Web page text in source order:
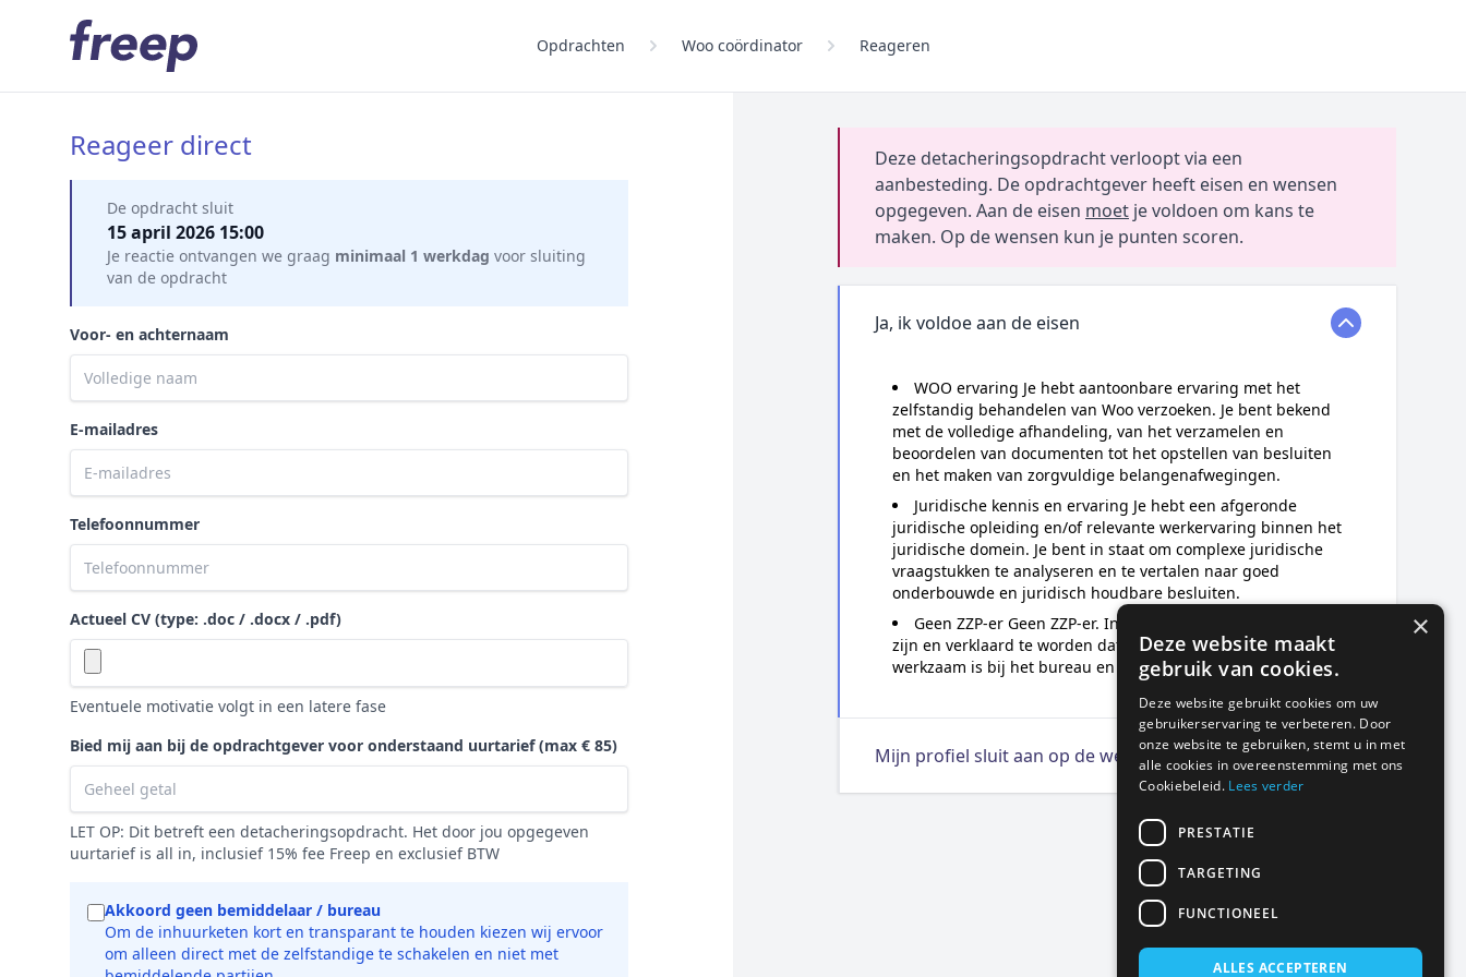
Opdrachten Woo coördinator Reageren
Mijn gegevens
Reageer direct
De opdracht sluit
15 april 2026 15:00
Je reactie ontvangen we graag minimaal 1 werkdag voor sluiting
van de opdracht
Voor- en achternaam
E-mailadres
Telefoonnummer
Actueel CV (type: .doc / .docx / .pdf)
Eventuele motivatie volgt in een latere fase
Bied mij aan bij de opdrachtgever voor onderstaand uurtarief(max € 85)
LET OP: Dit betreft een detacheringsopdracht. Het door jou opgegeven
uurtarief is all in, inclusief 15% fee Freep en exclusief BTW
Akkoord geen bemiddelaar / bureau
Om de inhuurketen kort en transparant te houden kiezen wij ervoor
om alleen direct met de zelfstandige te schakelen en niet met
Deze detacheringsopdracht verloopt via een
aanbesteding. De opdrachtgever heeft eisen en wensen
opgegeven. Aan de eisen moet je voldoen om kans te
maken. Op de wensen kun je punten scoren.
Ja, ik voldoe aan de eisen
WOO ervaring Je hebt aantoonbare ervaring met het
zelfstandig behandelen van Woo verzoeken. Je bent bekend
met de volledige afhandeling, van het verzamelen en
beoordelen van documenten tot het opstellen van besluiten
en het maken van zorgvuldige belangenafwegingen.
Juridische kennis en ervaring Je hebt een afgeronde
juridische opleiding en/of relevante werkervaring binnen het
juridische domein. Je bent in staat om complexe juridische
vraagstukken te analyseren en te vertalen naar goed
onderbouwde en juridisch houdbare besluiten.
Geen ZZP-er Geen ZZP-er. In de offerte dient benoemd te
zijn en verklaard te worden dat de kandidaat in loondienst
werkzaam is bij het bureau en geen ZZP-er is.
Mijn profiel sluit aan op de wensen
×
Deze website maakt
gebruik van cookies.
Deze website gebruikt cookies om uw
gebruikerservaring te verbeteren. Door
onze website te gebruiken, stemt u in met
alle cookies in overeenstemming met ons
Cookiebeleid. Lees verder
PRESTATIE
TARGETING
FUNCTIONEEL
ALLES ACCEPTEREN